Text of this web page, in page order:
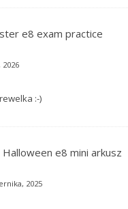
e8 exam practice
2026
:-)
Halloween e8 mini arkusz
2025